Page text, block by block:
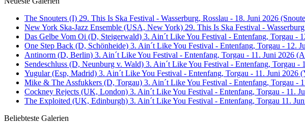
The Snouters (I) 29. This Is Ska Festival - Wasserburg, Rosslau - 18. Juni 2026
New York Ska-Jazz Ensemble (USA, New York) 29. This Is Ska Festival -
Das Gelbe Vom Oi (D, Steigerwald) 3. Ain´t Like You Festival - Entenfang, Torgau -
One Step Back (D, Schönheide) 3. Ain´t Like You Festival - Entenfang, Torgau - 12.
Antinorm (D, Berlin) 3. Ain´t Like You Festival - Entenfang, Torgau - 11. Juni 2026
Sendeschluss (D, Neunburg v. Wald) 3. Ain´t Like You Festival - Entenfang, Torgau -
Yugular (Esp, Madrid) 3. Ain´t Like You Festival - Entenfang, Torgau - 11. Juni 2026
Mike & The Assfukkers (D, Torgau) 3. Ain´t Like You Festival - Entenfang, Torgau -
Cockney Rejects (UK, London) 3. Ain´t Like You Festival - Entenfang, Torgau - 11.
The Exploited (UK, Edinburgh) 3. Ain´t Like You Festival - Entenfang, Torgau 11.
Beliebteste Galerien